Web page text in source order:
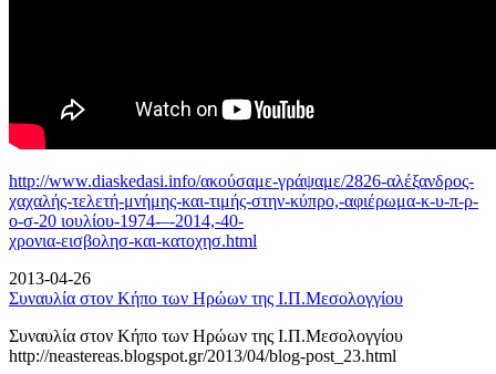
http://www.diaskedasi.info/ακούσαμε-γράψαμε/2826-αλέξανδρος-
χαχαλής-τελετή-μνήμης-και-τιμής-στην-κύπρο,-αφιέρωμα-κ-υ-π-ρ-
ο-σ-20 ιουλίου-1974-–-2014,-40-
χρονια-εισβολησ-και-κατοχησ.html
2013-04-26
Συναυλία στον Κήπο των Ηρώων της Ι.Π.Μεσολογγίου
Συναυλία στον Κήπο των Ηρώων της Ι.Π.Μεσολογγίου
http://neastereas.blogspot.gr/2013/04/blog-post_23.html